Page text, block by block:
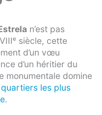
n’est pas
siècle, cette
d’un vœu
d’un héritier du
monumentale domine
les plus
.